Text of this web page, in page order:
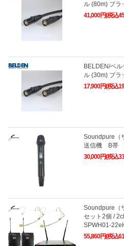
ル (80m) ブラ
41,000円(税込
BELDEN/ベ
ル (30m) ブラ
17,900円(税込
Soundpure（
送信機 B帯
30,000円(税込
Soundpure（
セット2個 /
SPWH01-
55,860円(税込